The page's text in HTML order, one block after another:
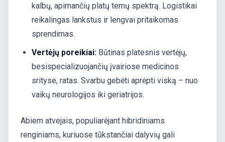
kalbų, apimančių platų temų spektrą. Logistikai
reikalingas lankstus ir lengvai pritaikomas
sprendimas.
Vertėjų poreikiai: Būtinas platesnis vertėjų,
besispecializuojančių įvairiose medicinos
srityse, ratas. Svarbu gebėti aprėpti viską – nuo
vaikų neurologijos iki geriatrijos.
Abiem atvejais, populiarėjant hibridiniams
renginiams, kuriuose tūkstančiai dalyvių gali